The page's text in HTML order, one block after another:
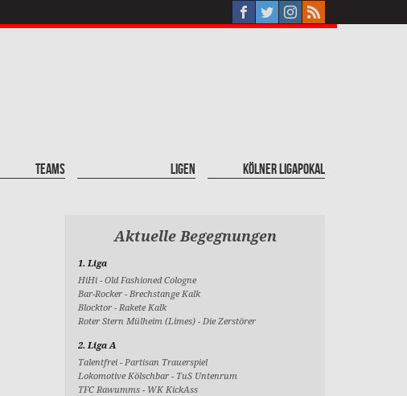
Teams Ligen Kölner Ligapokal
Aktuelle Begegnungen
1. Liga
HiHi-Old Fashioned Cologne
Bar-Rocker-Brechstange Kalk
Blocktor-Rakete Kalk
Roter Stern Mülheim (Limes)-Die Zerstörer
2. Liga A
Talentfrei-Partisan Trauerspiel
Lokomotive Kölschbar- TuS Untenrum
TFC Rawumms- WK KickAss